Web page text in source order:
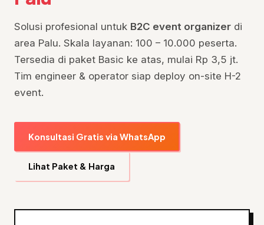
Solusi profesional untuk B2C event organizer di
area Palu. Skala layanan: 100 – 10.000 peserta.
Tersedia di paket Basic ke atas, mulai Rp 3,5 jt.
Tim engineer & operator siap deploy on-site H-2
event.
Konsultasi Gratis via WhatsApp
Lihat Paket & Harga